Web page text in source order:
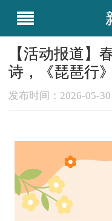
【活动报道】
诗，《琵琶行
发布时间：2026-05-30